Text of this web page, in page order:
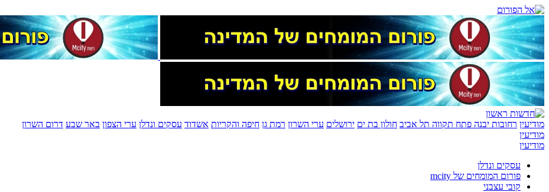
מודיעין רחובות יבנה פתח תקווה תל אביב חולון בת ים ירושלים ערי השרון רמת גן חיפה והקריות אשדוד עסקים ונדלן ערי הצפון באר שבע דרום השרון
מודיעין
מודיעין
עסקים ונדלן
פורום המומחים של mcity
קובי עצבני